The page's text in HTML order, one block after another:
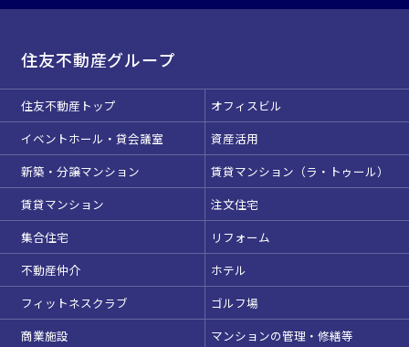
住友不動産グループ
住友不動産トップ
オフィスビル
イベントホール・貸会議室
資産活用
新築・分譲マンション
賃貸マンション（ラ・トゥール）
賃貸マンション
注文住宅
集合住宅
リフォーム
不動産仲介
ホテル
フィットネスクラブ
ゴルフ場
商業施設
マンションの管理・修繕等